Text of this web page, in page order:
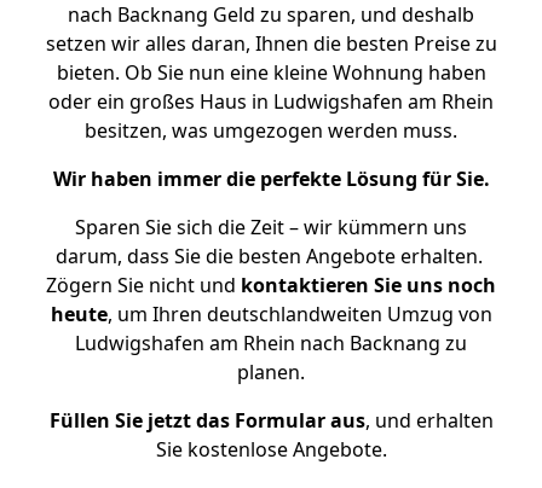
nach Backnang Geld zu sparen, und deshalb
setzen wir alles daran, Ihnen die besten Preise zu
bieten. Ob Sie nun eine kleine Wohnung haben
oder ein großes Haus in Ludwigshafen am Rhein
besitzen, was umgezogen werden muss.
Wir haben immer die perfekte Lösung für Sie.
Sparen Sie sich die Zeit – wir kümmern uns
darum, dass Sie die besten Angebote erhalten.
Zögern Sie nicht und kontaktieren Sie uns noch
heute, um Ihren deutschlandweiten Umzug von
Ludwigshafen am Rhein nach Backnang zu
planen.
Füllen Sie jetzt das Formular aus, und erhalten
Sie kostenlose Angebote.